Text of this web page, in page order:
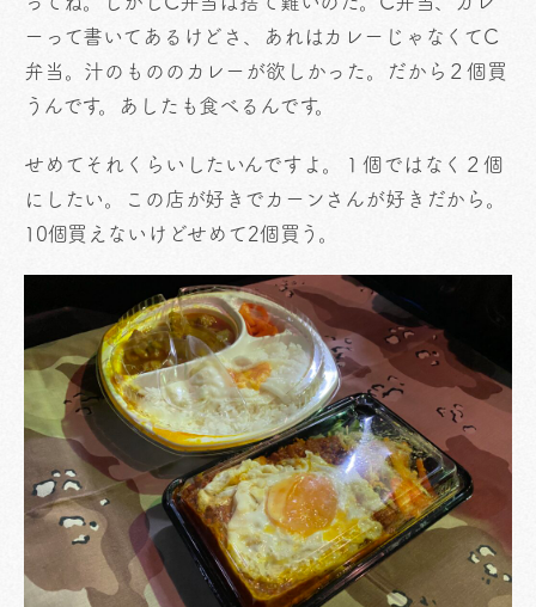
ーって書いてあるけどさ、あれはカレーじゃなくてC
弁当。汁のもののカレーが欲しかった。だから２個買
うんです。あしたも食べるんです。
せめてそれくらいしたいんですよ。１個ではなく２個
にしたい。この店が好きでカーンさんが好きだから。
10個買えないけどせめて2個買う。